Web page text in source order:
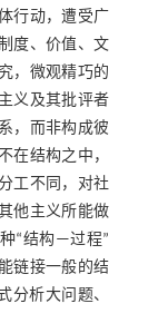
行动，遭受广
度、价值、文
，微观精巧的
义及其批评者
，而非构成彼
在结构之中，
工不同，对社
他主义所能做
“结构—过程”
链接一般的结
分析大问题、